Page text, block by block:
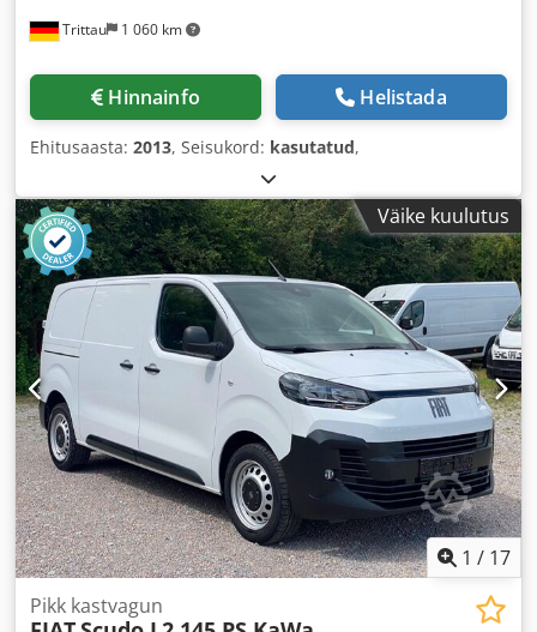
Trittau 1 060 km
Hinnainfo Helistada
Ehitusaasta: 2013, Seisukord: kasutatud,
Väike kuulutus
1 / 17
Pikk kastvagun